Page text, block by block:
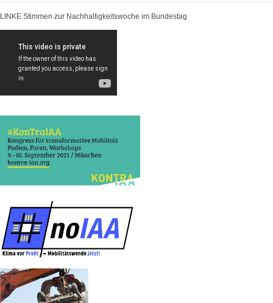
LINKE Stimmen zur Nachhaltigkeitswoche im Bundestag